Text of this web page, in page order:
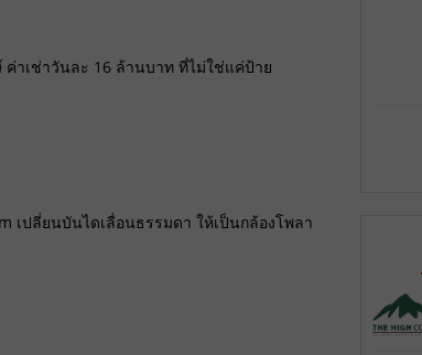
ค่าเช่าวันละ 16 ล้านบาท ที่ไม่ใช่แค่ป้าย
เปลี่ยนบันไดเลื่อนธรรมดา ให้เป็นกล้องโพลา